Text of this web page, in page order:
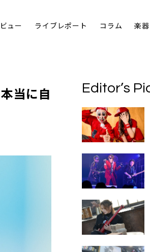
ュー ライブレポート コラム 楽器
当に自
Editor’s